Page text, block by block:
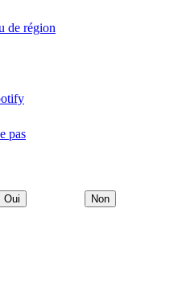
de région
pas
Oui Non